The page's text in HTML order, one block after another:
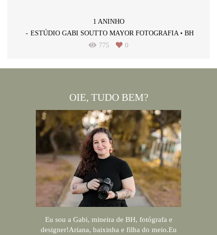
1 ANINHO
ESTÚDIO GABI SOUTTO MAYOR FOTOGRAFIA • BH
775
0
OIE, TUDO BEM?
Eu sou a Gabi, mineira de BH, fotógrafa e
designer!Ariana, baixinha e filha do meio.Eu